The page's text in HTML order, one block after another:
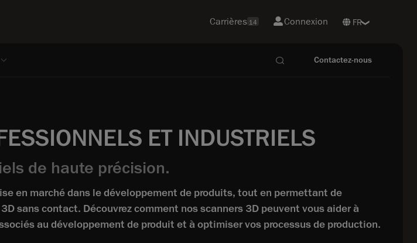
Carrières 14 Connexion
Contactez-nous
ET INDUSTRIELS
de haute précision.
en marché dans le développement de produits, tout en permettant de
sans contact. Découvrez comment nos scanners 3D peuvent vous aider à
au développement de produit et à optimiser vos processus de production.